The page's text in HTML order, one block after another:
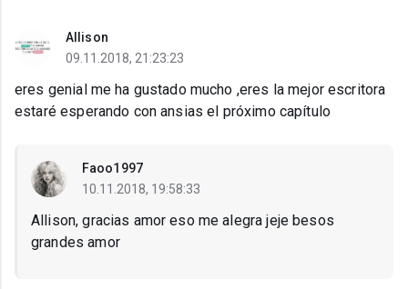
Allison
09.11.2018, 21:23:23
eres genial me ha gustado mucho ,eres la mejor escritora
estaré esperando con ansias el próximo capítulo
Faoo1997
10.11.2018, 19:58:33
Allison, gracias amor eso me alegra jeje besos
grandes amor